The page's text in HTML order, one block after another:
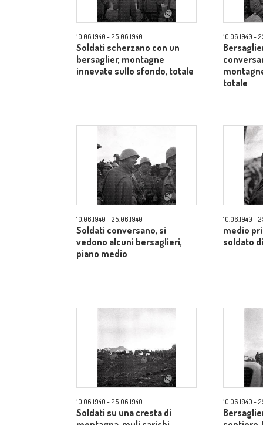
10.06.1940 - 25.06.1940
Soldati scherzano con un
bersaglier, montagne
innevate sullo sfondo, totale
10.06.1940 -
totale
10.06.1940 - 25.06.1940
Soldati conversano, si
vedono alcuni bersaglieri,
piano medio
10.06.1940 -
medio
soldato
10.06.1940 - 25.06.1940
Soldati su una cresta di
10.06.1940 -